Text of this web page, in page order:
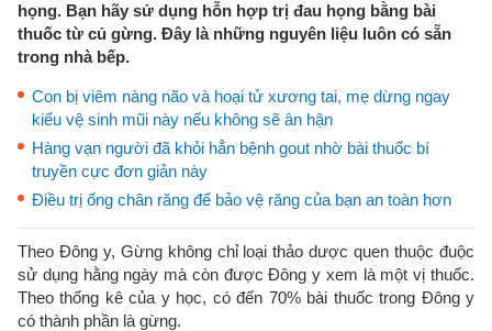
họng. Bạn hãy sử dụng hỗn hợp trị đau họng bằng bài
thuốc từ củ gừng. Đây là những nguyên liệu luôn có sẵn
trong nhà bếp.
Con bị viêm nàng não và hoại tử xương tai, mẹ dừng ngay
kiểu vệ sinh mũi này nếu không sẽ ân hận
Hàng vạn người đã khỏi hẳn bệnh gout nhờ bài thuốc bí
truyền cực đơn giản này
Điều trị ống chân răng để bảo vệ răng của bạn an toàn hơn
Theo Đông y, Gừng không chỉ loại thảo dược quen thuộc đuộc
sử dụng hằng ngày mà còn được Đông y xem là một vị thuốc.
Theo thống kê của y học, có đến 70% bài thuốc trong Đông y
có thành phần là gừng.